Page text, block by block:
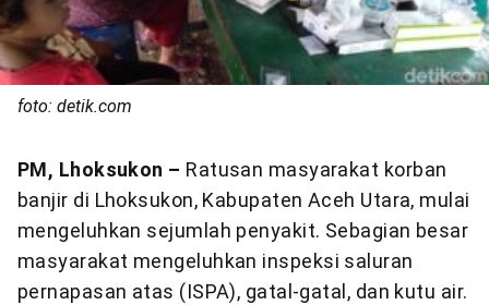
foto: detik.com
PM, Lhoksukon – Ratusan masyarakat korban
banjir di Lhoksukon, Kabupaten Aceh Utara, mulai
mengeluhkan sejumlah penyakit. Sebagian besar
masyarakat mengeluhkan inspeksi saluran
pernapasan atas (ISPA), gatal-gatal, dan kutu air.